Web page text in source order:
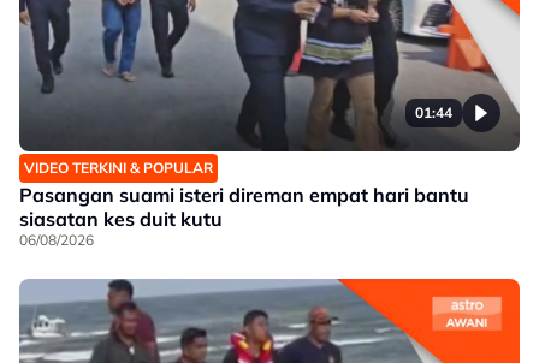
01:44
VIDEO TERKINI & POPULAR
Pasangan suami isteri direman empat hari bantu
siasatan kes duit kutu
06/08/2026